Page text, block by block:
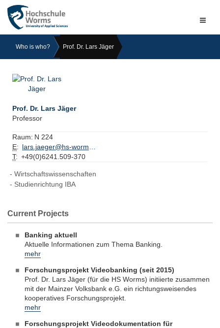
Who is who? Prof. Dr. Lars Jäger
Prof. Dr. Lars Jäger
Professor
Raum: N 224
E:
T: +49(0)6241.509-370
Wirtschaftswissenschaften
Studienrichtung IBA
Current Projects
Banking aktuell
Aktuelle Informationen zum Thema Banking.
mehr
Forschungsprojekt Videobanking (seit 2015)
Prof. Dr. Lars Jäger (für die HS Worms) initiierte zusammen
mit der Mainzer Volksbank e.G. ein richtungsweisendes
kooperatives Forschungsprojekt.
mehr
Forschungsprojekt Videodokumentation für